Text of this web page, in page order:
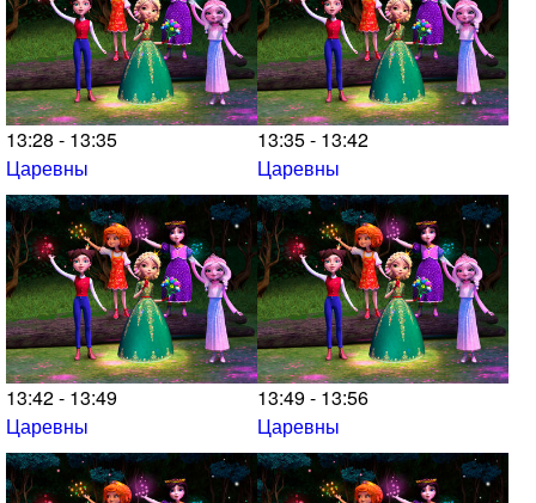
13:28 - 13:35
Царевны
13:35 - 13:42
Царевны
13:42 - 13:49
Царевны
13:49 - 13:56
Царевны